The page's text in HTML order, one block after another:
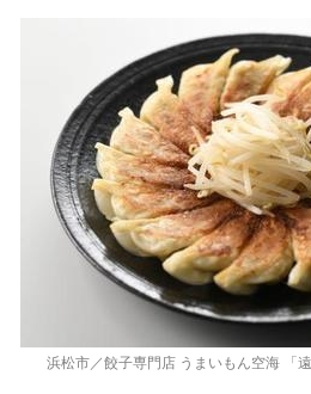
浜松市／餃子専門店 うまいもん空海 「